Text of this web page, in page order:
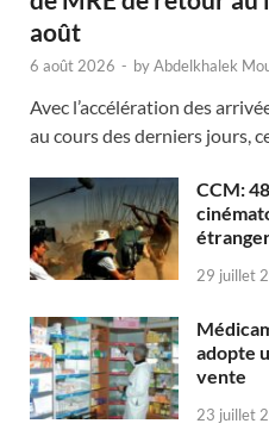
août
6 août 2026 - byAbdelkhalek
Avec l’accélération des
au cours des derniers jours,
CCM:
29 juillet
adopte
vente
23 juillet